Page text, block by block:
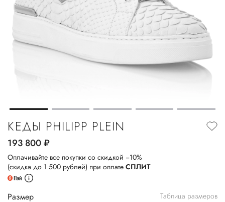
КЕДЫ PHILIPP PLEIN
193 800руб.
Оплачивайте все покупки со скидкой −10%
(скидка до 1 500 рублей) при оплате СПЛИТ
Размер Таблица размеров